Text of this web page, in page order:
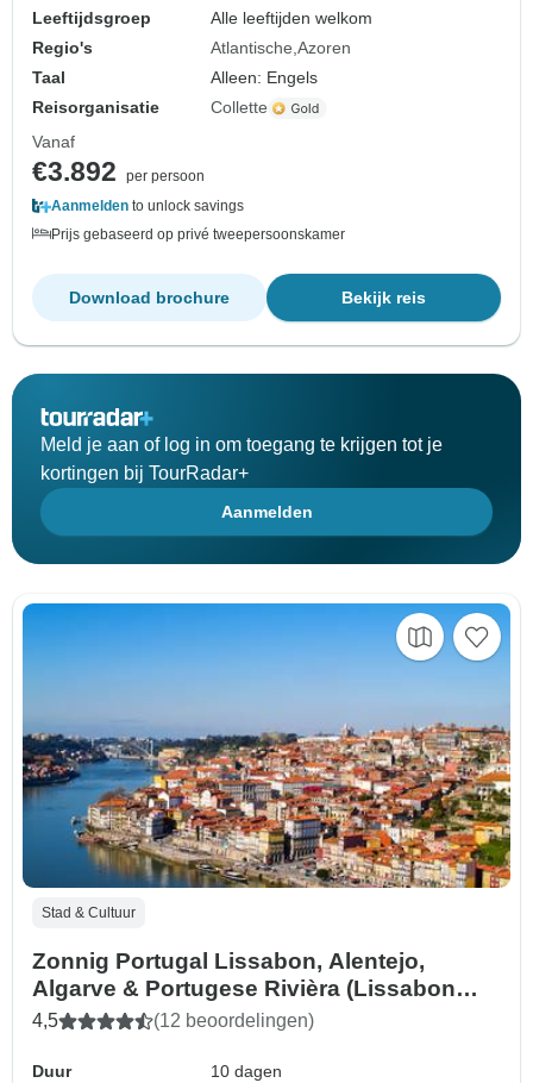
Leeftijdsgroep
Alle leeftijden welkom
Regio's
Atlantische Azoren
Taal
Alleen: Engels
Reisorganisatie
Collette
Vanaf
€3.892
per persoon
Aanmelden to unlock savings
Prijs gebaseerd op privé tweepersoonskamer
Bekijk reis
Download brochure
Meld je aan of log in om toegang te krijgen tot je
kortingen bij TourRadar+
Aanmelden
Stad & Cultuur
Zonnig Portugal Lissabon, Alentejo,
Algarve & Portugese Rivièra (Lissabon
naar Cascais) (2026)
4,5 (12 beoordelingen)
Duur
10 dagen